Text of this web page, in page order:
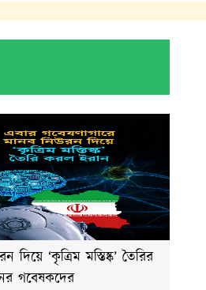
দিয়ে ‘কৃত্রিম মস্তিষ্ক’ তৈরির
গবেষকদের